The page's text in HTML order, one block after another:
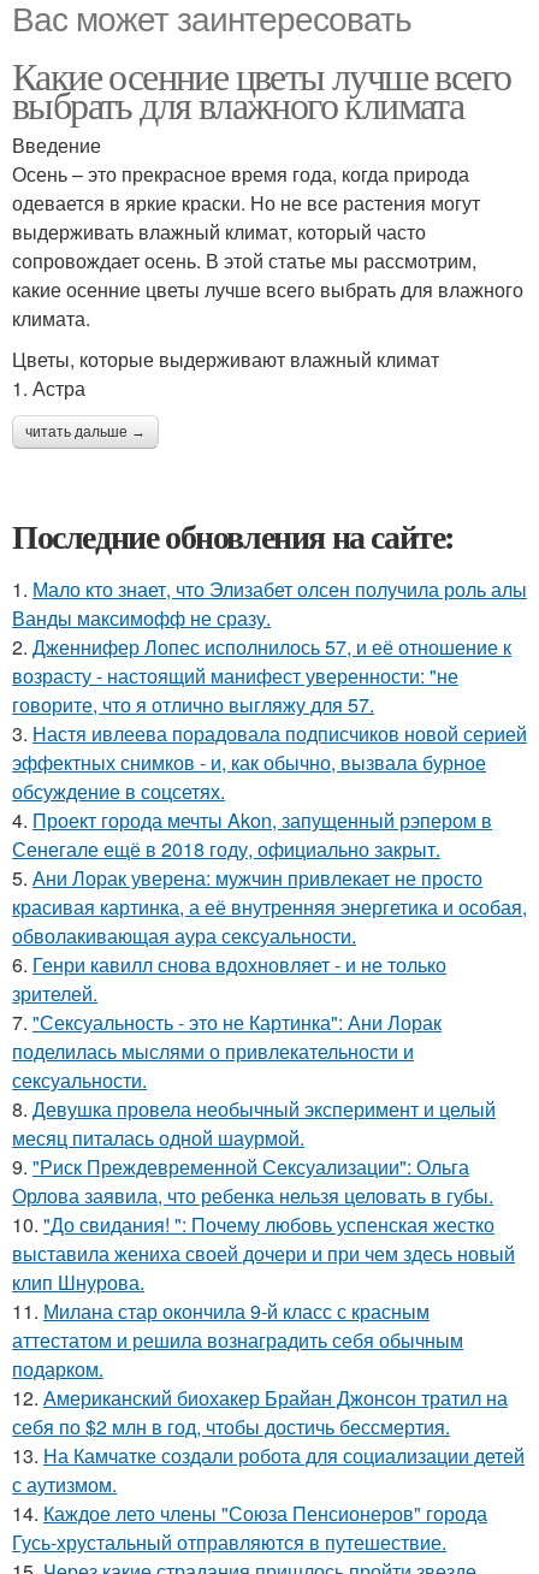
Вас может заинтересовать
Какие осенние цветы лучше всего
выбрать для влажного климата
Введение
Осень – это прекрасное время года, когда природа
одевается в яркие краски. Но не все растения могут
выдерживать влажный климат, который часто
сопровождает осень. В этой статье мы рассмотрим,
какие осенние цветы лучше всего выбрать для влажного
климата.
Цветы, которые выдерживают влажный климат
1. Астра
читать дальше →
Последние обновления на сайте:
1. Мало кто знает, что Элизабет олсен получила роль алы
Ванды максимофф не сразу.
2. Дженнифер Лопес исполнилось 57, и её отношение к
возрасту - настоящий манифест уверенности: "не
говорите, что я отлично выгляжу для 57.
3. Настя ивлеева порадовала подписчиков новой серией
эффектных снимков - и, как обычно, вызвала бурное
обсуждение в соцсетях.
4. Проект города мечты Akon, запущенный рэпером в
Сенегале ещё в 2018 году, официально закрыт.
5. Ани Лорак уверена: мужчин привлекает не просто
красивая картинка, а её внутренняя энергетика и особая,
обволакивающая аура сексуальности.
6. Генри кавилл снова вдохновляет - и не только
зрителей.
7. "Сексуальность - это не Картинка": Ани Лорак
поделилась мыслями о привлекательности и
сексуальности.
8. Девушка провела необычный эксперимент и целый
месяц питалась одной шаурмой.
9. "Риск Преждевременной Сексуализации": Ольга
Орлова заявила, что ребенка нельзя целовать в губы.
10. "До свидания! ": Почему любовь успенская жестко
выставила жениха своей дочери и при чем здесь новый
клип Шнурова.
11. Милана стар окончила 9-й класс с красным
аттестатом и решила вознаградить себя обычным
подарком.
12. Американский биохакер Брайан Джонсон тратил на
себя по $2 млн в год, чтобы достичь бессмертия.
13. На Камчатке создали робота для социализации детей
с аутизмом.
14. Каждое лето члены "Союза Пенсионеров" города
Гусь-хрустальный отправляются в путешествие.